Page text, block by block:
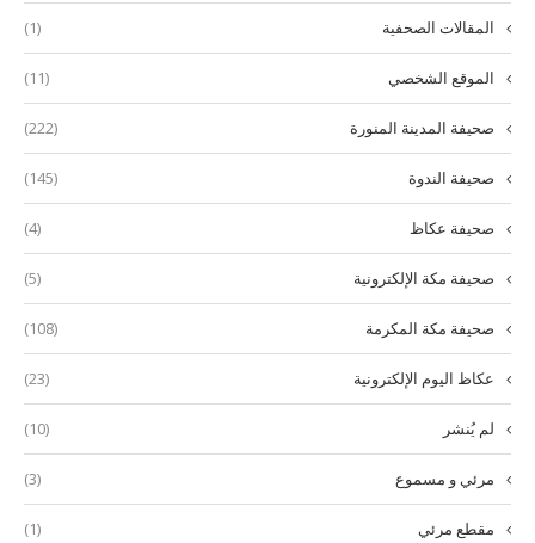
المقالات الصحفية (1)
الموقع الشخصي (11)
صحيفة المدينة المنورة (222)
صحيفة الندوة (145)
صحيفة عكاظ (4)
صحيفة مكة الإلكترونية (5)
صحيفة مكة المكرمة (108)
عكاظ اليوم الإلكترونية (23)
لم يُنشر (10)
مرئي و مسموع (3)
مقطع مرئي (1)